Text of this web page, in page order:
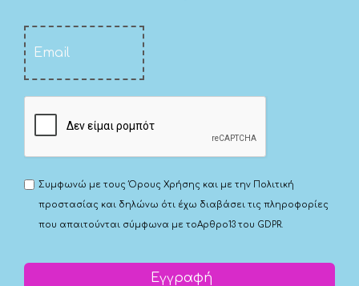
Συμφωνώ με τουςΌρους Χρήσης και με την Πολιτική
προστασίας και δηλώνω ότι έχω διαβάσει τις πληροφορίες
που απαιτούνται σύμφωνα με τοΑρθρο13 του GDPR.
Εγγραφή